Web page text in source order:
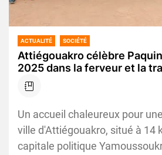
ACTUALITÉ SOCIÉTÉ
Attiégouakro célèbre
2025 dans la ferveur et la
édition entièrement réussie
Un accueil chaleureux pour
ville d'Attiégouakro, situé à 14
capitale politique